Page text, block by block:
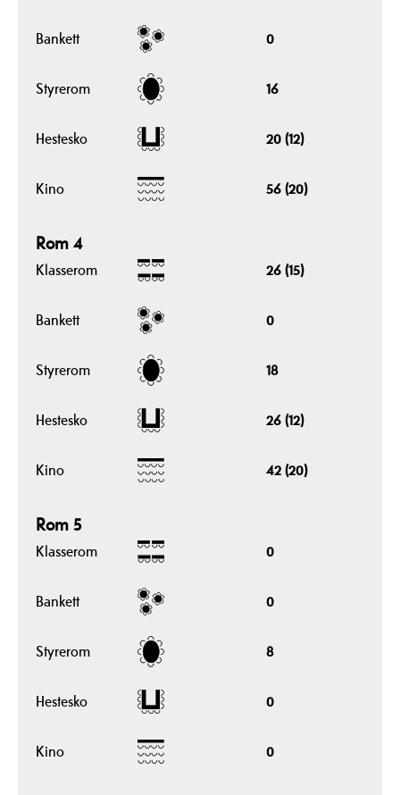
Bankett 0
Styrerom 16
Hestesko 20 (12)
Kino 56 (20)
Rom 4
Klasserom 26 (15)
Bankett 0
Styrerom 18
Hestesko 26 (12)
Kino 42 (20)
Rom 5
Klasserom 0
Bankett 0
Styrerom 8
Hestesko 0
Kino 0